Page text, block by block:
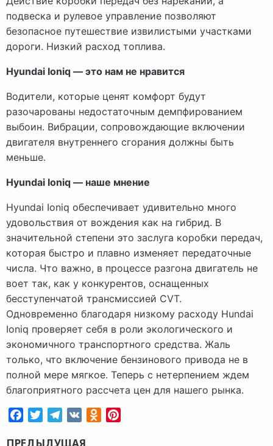
подвеска и рулевое управление позволяют
безопасное путешествие извилистыми участками
дороги. Низкий расход топлива.
Hyundai Ioniq — это нам не нравится
Водители, которые ценят комфорт будут
разочарованы недостаточным демпфированием
выбоин. Вибрации, сопровождающие включении
двигателя внутреннего сгорания должны быть
меньше.
Hyundai Ioniq — наше мнение
Hyundai Ioniq обеспечивает удивительно много
удовольствия от вождения как на гибрид. В
значительной степени это заслуга коробки передач,
которая быстро и плавно изменяет передаточные
числа. Что важно, в процессе разгона двигатель не
воет так, как у конкурентов, оснащенных
бесступенчатой трансмиссией CVT.
Одновременно благодаря низкому расходу Hundai
Ioniq проверяет себя в роли экологического и
экономичного транспортного средства. Жаль
только, что включение бензинового привода не в
полной мере мягкое. Теперь с нетерпением ждем
благоприятного рассчета цен для нашего рынка.
FacebookTwitterTelegram
VK Odnoklassniki